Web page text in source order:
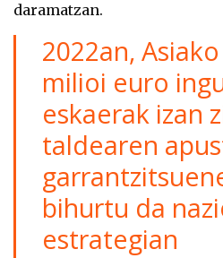
daramatzan.
2022an,
milioi euro
eskaerak izan
taldearen
bihurtu da
estrategian